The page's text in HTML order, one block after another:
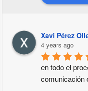
Xavi Pérez
4 years ago
en todo el
comunicación